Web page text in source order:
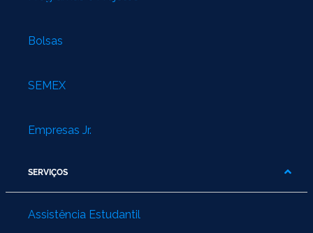
Bolsas
SEMEX
Empresas Jr.
SERVIÇOS
Assistência Estudantil